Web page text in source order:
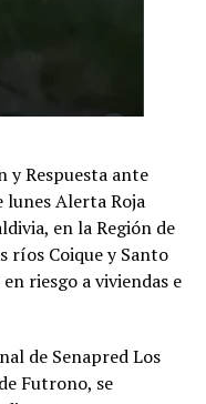
y Respuesta ante
lunes Alerta Roja
en la Región de
ríos Coique y Santo
riesgo a viviendas e
de Senapred Los
Futrono, se